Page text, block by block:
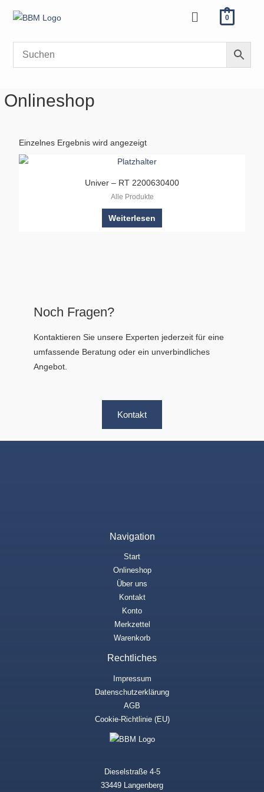
Inhalt
Menü 0
Onlineshop
Einzelnes Ergebnis wird angezeigt
Univer – RT 2200630400
Alle Produkte
Weiterlesen
Noch Fragen?
Kontaktieren Sie unsere Experten jederzeit für eine
umfassende Beratung oder ein unverbindliches
Angebot.
Kontakt
Navigation
Start
Onlineshop
Über uns
Kontakt
Konto
Merkzettel
Warenkorb
Rechtliches
Impressum
Datenschutzerklärung
AGB
Cookie-Richtlinie (EU)
Dieselstraße 4-5
33449 Langenberg